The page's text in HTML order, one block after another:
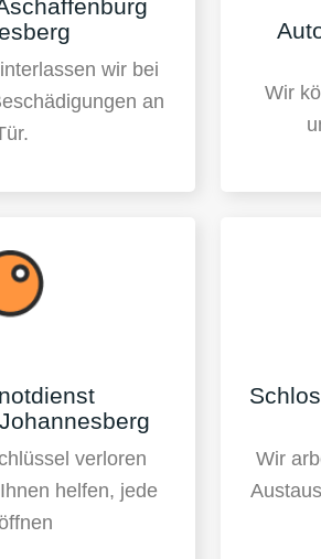
wir bei
an
Wir
verloren
helfen, jede
Wir